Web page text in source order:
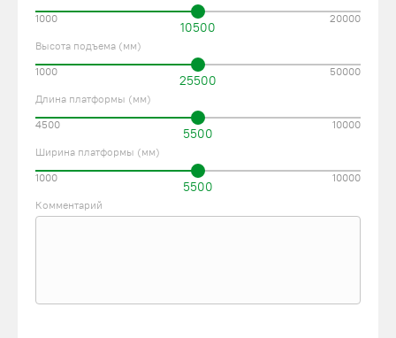
10500
1000 20000
Высота подъема (мм)
25500
1000 50000
Длина платформы (мм)
5500
4500 10000
Ширина платформы (мм)
5500
1000 10000
Комментарий